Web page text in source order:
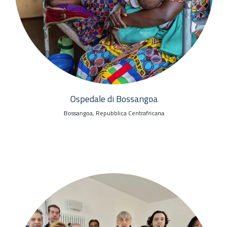
Ospedale di Bossangoa
Bossangoa, Repubblica Centrafricana